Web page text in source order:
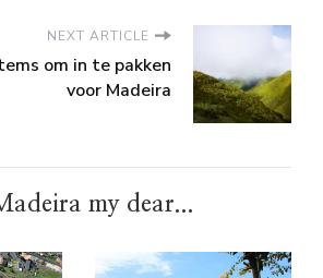
NEXT ARTICLE
om in te pakken
voor Madeira
my dear...